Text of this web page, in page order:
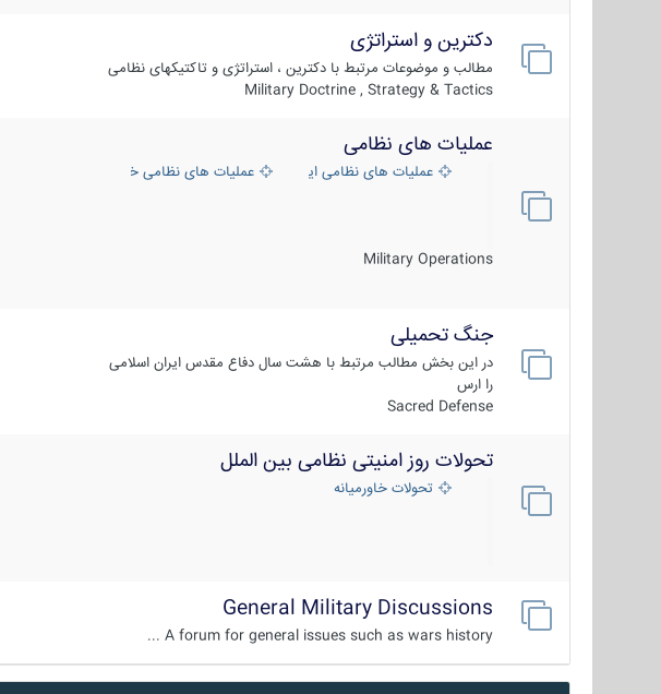
دکترین و استراتژی
مطالب و موضوعات مرتبط با دکترین ، استراتژی و تاکتیکهای نظامی
Military Doctrine , Strategy & Tactics
عملیات های نظامی
عملیات های نظامی ایران عملیات های نظامی خارجی
Military Operations
جنگ تحمیلی
در این بخش مطالب مرتبط با هشت سال دفاع مقدس ایران اسلامی
را ارس
Sacred Defense
تحولات روز امنیتی نظامی بین الملل
تحولات خاورمیانه
General Military Discussions
A forum for general issues such as wars history ...